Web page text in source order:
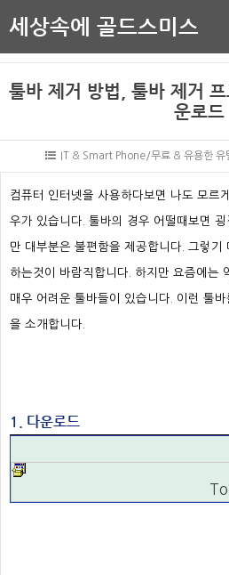
세상속에 골드스미스
툴바 제거 방법, 툴바 제거
운로드
IT & Smart Phone/무료 & 유용한 유
컴퓨터 인터넷을 사용하다보면 나도 모르
우가 있습니다. 툴바의 경우 어떨때보면
만 대부분은 불편함을 제공합니다. 그렇기
하는것이 바람직합니다. 하지만 요즘에는
매우 어려운 툴바들이 있습니다. 이런 툴
을 소개합니다.
1. 다운로드